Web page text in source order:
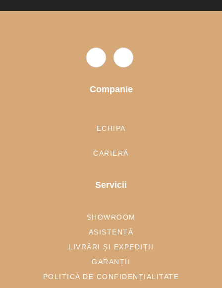
Companie
ECHIPA
CARIERĂ
Servicii
SHOWROOM
ASISTENȚĂ
LIVRĂRI ȘI EXPEDIȚII
GARANȚII
POLITICA DE CONFIDENȚIALITATE